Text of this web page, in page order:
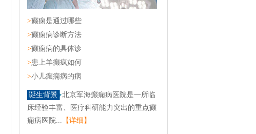
>癫痫是通过哪些
>癫痫病诊断方法
>癫痫病的具体诊
>患上羊癫疯如何
>小儿癫痫病的病
诞生背景 北京军海癫痫病医院是一所临
床经验丰富、医疗科研能力突出的重点癫
痫病医院... 【详细】